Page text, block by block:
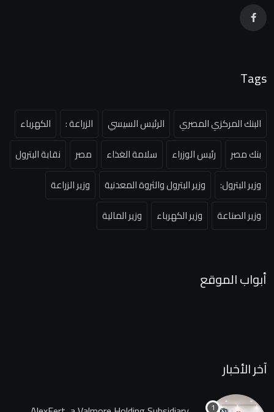
Tags
البنك المركزي المصري الرئيس السيسي الزراعة :
الكهرباء
بنك مصر
رئيس الوزراء سلامة الغذاء مصر
نقابة البترول
وزير البترول:
وزير البترول والثروة المعدنية
وزير الزراعة
وزير الصناعة
وزير الكهرباء وزير المالية
أبواب الموقع
آخر الأخبار